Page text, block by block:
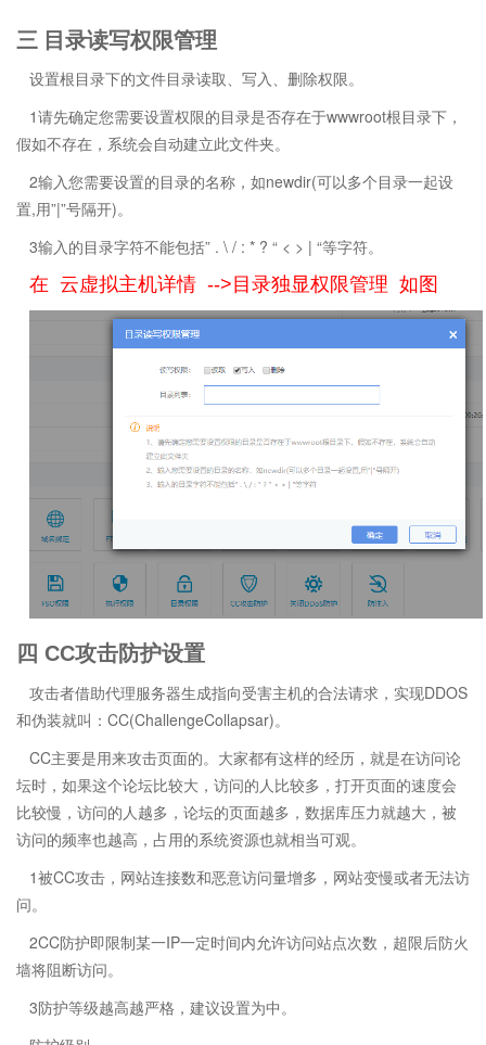
三 目录读写权限管理
设置根目录下的文件目录读取、写入、删除权限。
1请先确定您需要设置权限的目录是否存在于wwwroot根目录下，
假如不存在，系统会自动建立此文件夹。
2输入您需要设置的目录的名称，如newdir(可以多个目录一起设
置,用”|”号隔开)。
3输入的目录字符不能包括” . \ / : * ? “ < > | “等字符。
在 云虚拟主机详情 -->目录独显权限管理 如图
四 CC攻击防护设置
攻击者借助代理服务器生成指向受害主机的合法请求，实现DDOS
和伪装就叫：CC(ChallengeCollapsar)。
CC主要是用来攻击页面的。大家都有这样的经历，就是在访问论
坛时，如果这个论坛比较大，访问的人比较多，打开页面的速度会
比较慢，访问的人越多，论坛的页面越多，数据库压力就越大，被
访问的频率也越高，占用的系统资源也就相当可观。
1被CC攻击，网站连接数和恶意访问量增多，网站变慢或者无法访
问。
2CC防护即限制某一IP一定时间内允许访问站点次数，超限后防火
墙将阻断访问。
3防护等级越高越严格，建议设置为中。